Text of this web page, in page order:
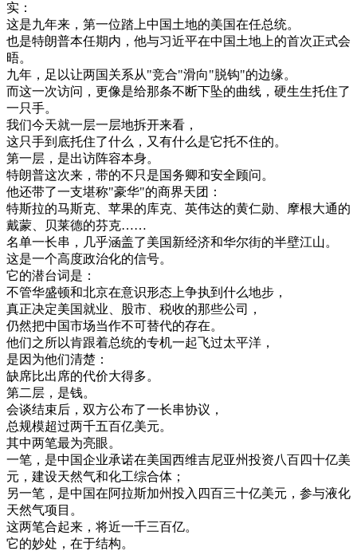
实 ：
这是九年来 ， 第一位踏上中国土地的美国在任总统。
也是特朗普本任期内 ， 他与习近平在中国土地上的首次正式会
晤。
九年 ， 足以让两国关系从"竞合"滑向"脱钩"的边缘。
而这一次访问 ， 更像是给那条不断下坠的曲线 ， 硬生生托住了
一只手。
我们今天就一层一层地拆开来看 ，
这只手到底托住了什么 ， 又有什么是它托不住的。
第一层 ， 是出访阵容本身。
特朗普这次来 ， 带的不只是国务卿和安全顾问。
他还带了一支堪称"豪华"的商界天团 ：
特斯拉的马斯克、 苹果的库克、 英伟达的黄仁勋、 摩根大通的
戴蒙、 贝莱德的芬克……
名单一长串 ， 几乎涵盖了美国新经济和华尔街的半壁江山。
这是一个高度政治化的信号。
它的潜台词是 ：
不管华盛顿和北京在意识形态上争执到 什么地步 ，
真正决定美国就业、 股市、 税收的那些公司
，
仍然把中国市场当作不可替代的存在。
他们之所以肯跟着总统的专机一起飞过太平洋 ，
是因为他们清楚 ：
缺席比出席的代价大得多。
第二层 ， 是钱。
会谈结束后 ， 双方公布了一长串协议 ，
总规模超过两千五百亿美元。
其中两笔最为亮眼。
一笔 ， 是中国企业承诺在美国西维吉尼亚州投资八百四十亿美
元 ， 建设天然气和化工综合体 ；
另一笔 ， 是中国在阿拉斯加州投入 四百三十亿美元 ， 参与液化
天然气项目 。
这两笔合起来 ， 将近一千三百亿。
它的妙处 ， 在于结构。